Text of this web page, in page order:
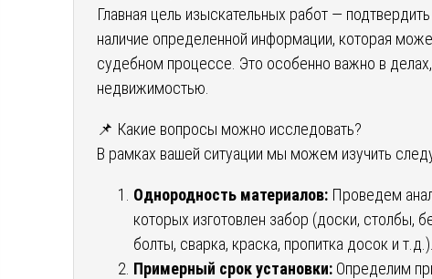
Главная цель изыскательных работ —
наличие определенной информации, которая
судебном процессе. Это особенно важно в
недвижимостью.
📌 Какие вопросы можно исследовать?
В рамках вашей ситуации мы можем изучить
Однородность материалов: Проведем
которых изготовлен забор (доски, столбы,
болты, сварка, краска, пропитка досок и т.д.).
Примерный срок установки: Определим